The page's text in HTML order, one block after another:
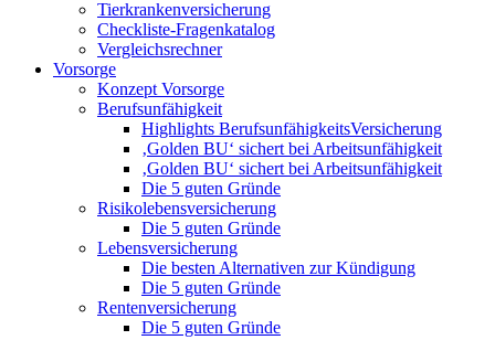
Tierkrankenversicherung
Checkliste-Fragenkatalog
Vergleichsrechner
Vorsorge
Konzept Vorsorge
Berufsunfähigkeit
Highlights BerufsunfähigkeitsVersicherung
‚Golden BU‘ sichert bei Arbeitsunfähigkeit
‚Golden BU‘ sichert bei Arbeitsunfähigkeit
Die 5 guten Gründe
Risikolebensversicherung
Die 5 guten Gründe
Lebensversicherung
Die besten Alternativen zur Kündigung
Die 5 guten Gründe
Rentenversicherung
Die 5 guten Gründe